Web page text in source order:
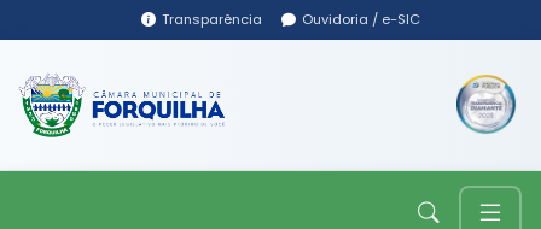
Transparência Ouvidoria / e-SIC